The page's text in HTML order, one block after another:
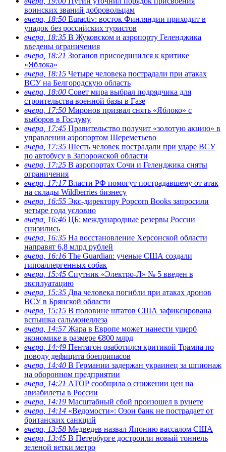
воинских званий добровольцам
вчера, 18:50 Euractiv: восток Финляндии приходит в
упадок без российских туристов
вчера, 18:35 В Жуковском и аэропорту Геленджика
введены ограничения
вчера, 18:21 Зюганов присоединился к критике
«Яблока»
вчера, 18:15 Четыре человека пострадали при атаках
ВСУ на Белгородскую область
вчера, 18:00 Совет мира выбрал подрядчика для
строительства военной базы в Газе
вчера, 17:50 Миронов призвал снять «Яблоко» с
выборов в Госдуму
вчера, 17:45 Правительство получит «золотую акцию» в
управлении аэропортом Шереметьево
вчера, 17:35 Шесть человек пострадали при ударе ВСУ
по автобусу в Запорожской области
вчера, 17:25 В аэропортах Сочи и Геленджика сняты
ограничения
вчера, 17:17Власти РФ помогут пострадавшему от атак
на склады Wildberries бизнесу
вчера, 16:55 Экс-директору Popcorn Books запросили
четыре года условно
вчера, 16:46 ЦБ: международные резервы России
снизились
вчера, 16:35 На восстановление Херсонской области
направят 6,8 млрд рублей
вчера, 16:16 The Guardian: ученые США создали
гипоаллергенных собак
вчера, 15:45 Спутник «Электро-Л» № 5 введен в
эксплуатацию
вчера, 15:35 Два человека погибли при атаках дронов
ВСУ в Брянской области
вчера, 15:15 В половине штатов США зафиксирована
вспышка сальмонеллеза
вчера, 14:57Жара в Европе может нанести ущерб
экономике в размере €800 млрд
вчера, 14:49 Пентагон озаботился критикой Трампа по
поводу дефицита боеприпасов
вчера, 14:40 В Германии задержан украинец за шпионаж
на оборонном предприятии
вчера, 14:21 АТОР сообщила о снижении цен на
авиабилеты в России
вчера, 14:19 Масштабный сбой произошел в рунете
вчера, 14:14 «Ведомости»: Озон банк не пострадает от
британских санкций
вчера, 13:58 Медведев назвал Японию вассалом США
вчера, 13:45 В Петербурге достроили новый тоннель
зеленой ветки метро